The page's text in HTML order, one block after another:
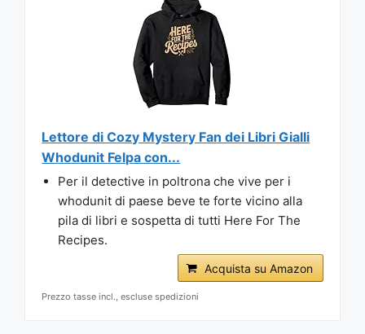
Lettore di Cozy Mystery Fan dei Libri Gialli
Whodunit Felpa con...
Per il detective in poltrona che vive per i
whodunit di paese beve te forte vicino alla
pila di libri e sospetta di tutti Here For The
Recipes.
Acquista su Amazon
Prezzo tasse incl., escluse spedizioni